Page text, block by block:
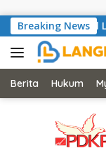
Breaking News
Asal London
Berita Hukum